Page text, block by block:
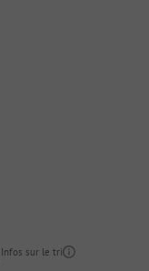
Infos sur le tri